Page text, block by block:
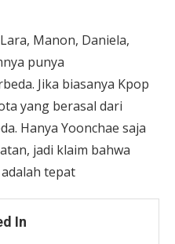
Manon, Daniela,
punya
Jika biasanya Kpop
yang berasal dari
Hanya Yoonchae saja
jadi klaim bahwa
tepat
In